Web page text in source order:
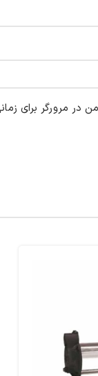
در مرورگر برای